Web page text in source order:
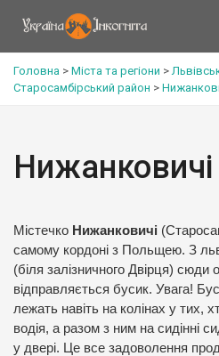
Головна > Міста та регіони >
Старосамбірський район >
Нижанковичі
Містечко Нижанковичі
самому кордоні з Польщею. З
(біля залізничного Двірця) сюди
відправляється бусик. Увага!
лежать навіть на колінах у тих,
водія, а разом з ним на сидінні
у двері. Це все задоволення